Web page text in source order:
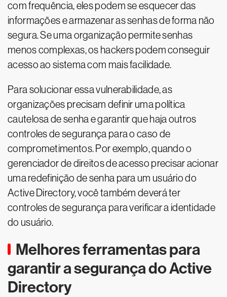
com frequência, eles podem se esquecer das
informações e armazenar as senhas de forma não
segura. Se uma organização permite senhas
menos complexas, os hackers podem conseguir
acesso ao sistema com mais facilidade.
Para solucionar essa vulnerabilidade, as
organizações precisam definir uma política
cautelosa de senha e garantir que haja outros
controles de segurança para o caso de
comprometimentos. Por exemplo, quando o
gerenciador de direitos de acesso precisar acionar
uma redefinição de senha para um usuário do
Active Directory, você também deverá ter
controles de segurança para verificar a identidade
do usuário.
Melhores ferramentas para
garantir a segurança do Active
Directory